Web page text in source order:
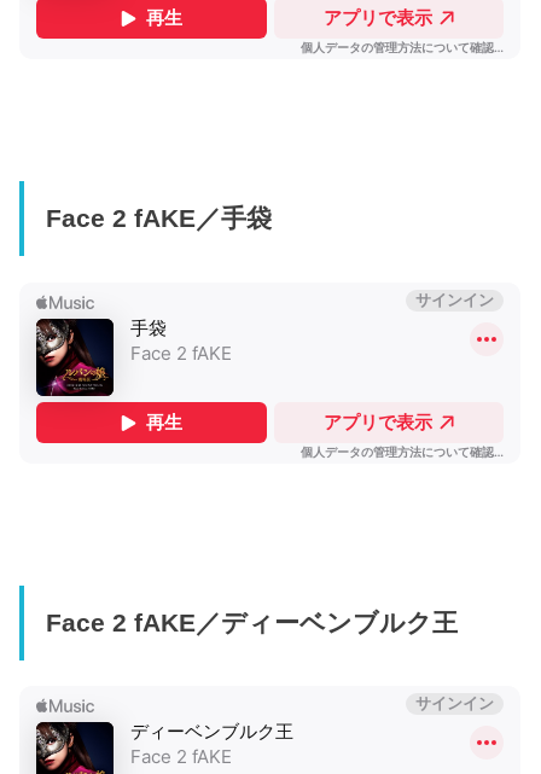
Face 2 fAKE／手袋
Face 2 fAKE／ディーベンブルク王